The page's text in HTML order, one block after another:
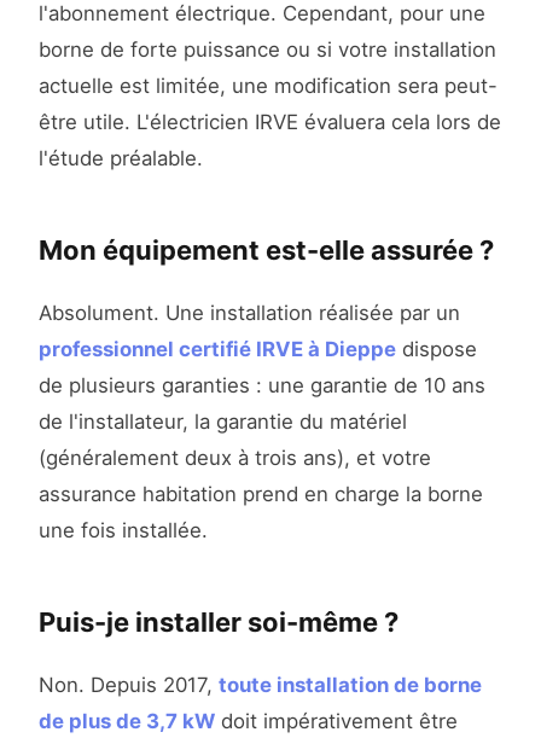
l'abonnement électrique. Cependant, pour une
borne de forte puissance ou si votre installation
actuelle est limitée, une modification sera peut-
être utile. L'électricien IRVE évaluera cela lors de
l'étude préalable.
Mon équipement est-elle assurée ?
Absolument. Une installation réalisée par un
professionnel certifié IRVE à Dieppe dispose
de plusieurs garanties : une garantie de 10 ans
de l'installateur, la garantie du matériel
(généralement deux à trois ans), et votre
assurance habitation prend en charge la borne
une fois installée.
Puis-je installer soi-même ?
Non. Depuis 2017, toute installation de borne
de plus de 3,7 kW doit impérativement être